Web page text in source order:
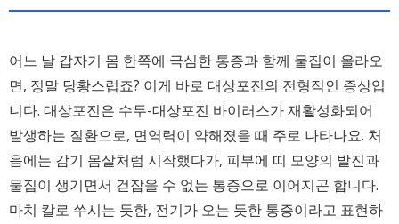
어느 날 갑자기 몸 한쪽에 극심한 통증과 함께 물집이 올라오
면, 정말 당황스럽죠? 이게 바로 대상포진의 전형적인 증상입
니다. 대상포진은 수두-대상포진 바이러스가 재활성화되어
발생하는 질환으로, 면역력이 약해졌을 때 주로 나타나요. 처
음에는 감기 몸살처럼 시작했다가, 피부에 띠 모양의 발진과
물집이 생기면서 걷잡을 수 없는 통증으로 이어지곤 합니다.
마치 칼로 쑤시는 듯한, 전기가 오는 듯한 통증이라고 표현하